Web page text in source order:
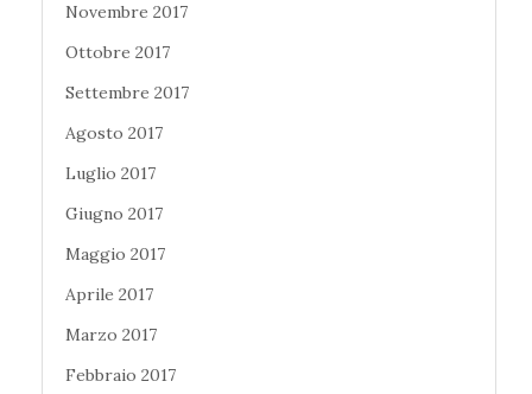
Novembre 2017
Ottobre 2017
Settembre 2017
Agosto 2017
Luglio 2017
Giugno 2017
Maggio 2017
Aprile 2017
Marzo 2017
Febbraio 2017